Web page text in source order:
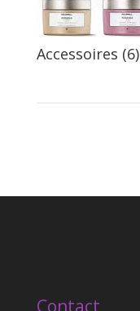
Accessoires (6)
Contact